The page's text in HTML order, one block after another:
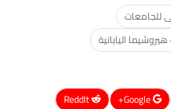
للجامعات
اليابانية
Google+
ReddIt